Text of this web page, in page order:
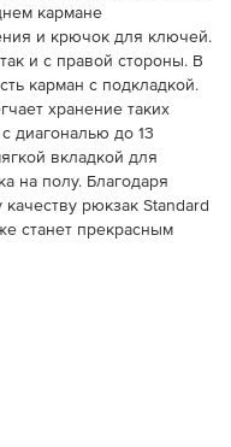
кармане
и крючок для ключей.
и с правой стороны. В
карман с подкладкой.
хранение таких
диагональю до 13
вкладкой для
на полу. Благодаря
рюкзак Standard
станет прекрасным